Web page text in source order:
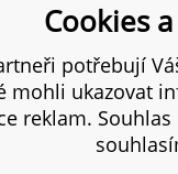
Cookies a
potřebují
mohli ukazovat
reklam.